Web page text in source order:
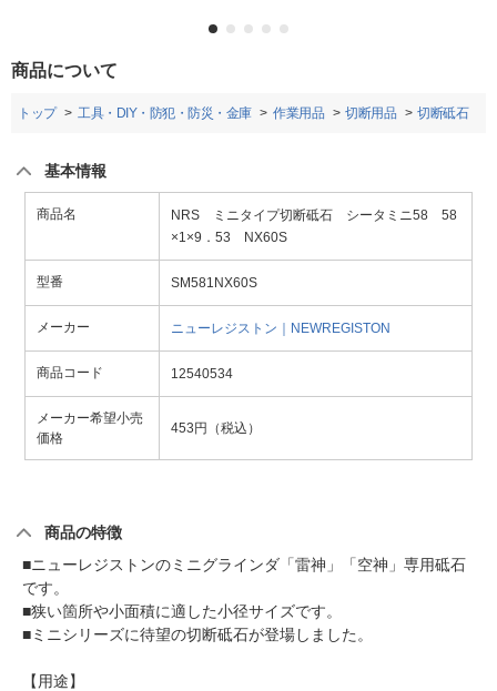
商品について
トップ 工具・DIY・防犯・防災・金庫 作業用品 切断用品 切断砥石
基本情報
商品名
NRS ミニタイプ切断砥石 シータミニ58 58
×1×9．53 NX60S
型番 SM581NX60S
メーカー ニューレジストン｜NEWREGISTON
商品コード 12540534
メーカー希望小売
価格
453円（税込）
商品の特徴
■ニューレジストンのミニグラインダ「雷神」「空神」専用砥石
です。
■狭い箇所や小面積に適した小径サイズです。
■ミニシリーズに待望の切断砥石が登場しました。
【用途】